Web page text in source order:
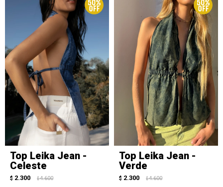
Top Leika Jean -
Celeste
$ 2.300 $ 4.600
Top Leika Jean -
Verde
$ 2.300 $ 4.600